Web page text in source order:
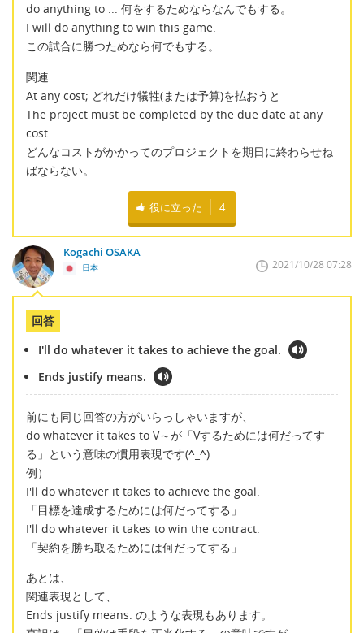
do anything to ... 何をするためならなんでもする。
I will do anything to win this game.
この試合に勝つためなら何でもする。
関連
At any cost; どれだけ犠牲(または予算)を払おうと
The project must be completed by the due date at any
cost.
どんなコストがかかってのプロジェクトを期日に終わらせね
ばならない。
役に立った 4
Kogachi OSAKA
日本 2021/10/28 07:28
回答
I'll do whatever it takes to achieve the goal.
Ends justify means.
前にも同じ回答の方がいらっしゃいますが、
do whatever it takes to V～が「Vするためには何だってす
る」という意味の慣用表現です(^_^)
例）
I'll do whatever it takes to achieve the goal.
「目標を達成するためには何だってする」
I'll do whatever it takes to win the contract.
「契約を勝ち取るためには何だってする」
あとは、
関連表現として、
Ends justify means. のような表現もあります。